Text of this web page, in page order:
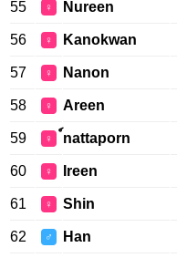
55 ♀ Nureen
56 ♀ Kanokwan
57 ♀ Nanon
58 ♀ Areen
59 ♀ ์nattaporn
60 ♀ Ireen
61 ♀ Shin
62 ♂ Han